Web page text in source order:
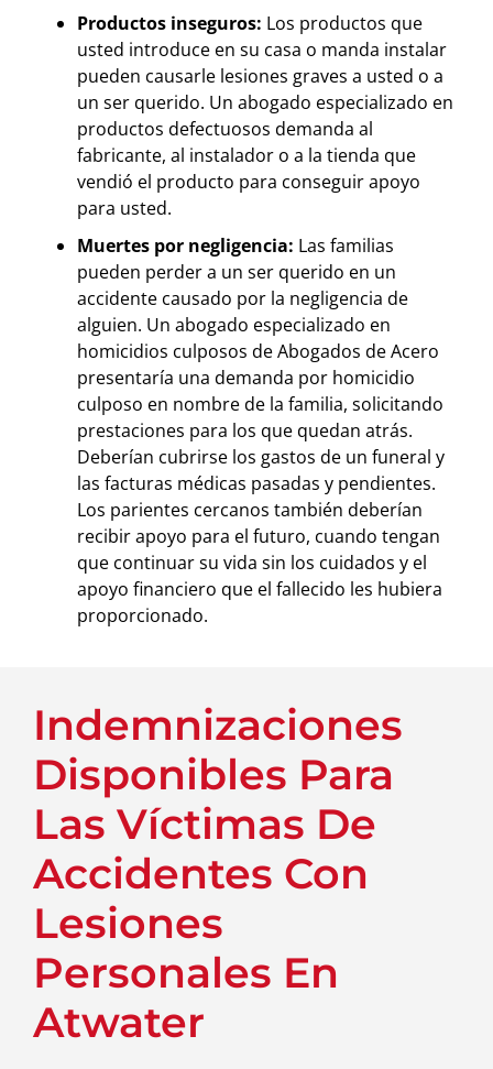
Productos inseguros: Los productos que
usted introduce en su casa o manda instalar
pueden causarle lesiones graves a usted o a
un ser querido. Un abogado especializado en
productos defectuosos demanda al
fabricante, al instalador o a la tienda que
vendió el producto para conseguir apoyo
para usted.
Muertes por negligencia: Las familias
pueden perder a un ser querido en un
accidente causado por la negligencia de
alguien. Un abogado especializado en
homicidios culposos de Abogados de Acero
presentaría una demanda por homicidio
culposo en nombre de la familia, solicitando
prestaciones para los que quedan atrás.
Deberían cubrirse los gastos de un funeral y
las facturas médicas pasadas y pendientes.
Los parientes cercanos también deberían
recibir apoyo para el futuro, cuando tengan
que continuar su vida sin los cuidados y el
apoyo financiero que el fallecido les hubiera
proporcionado.
Indemnizaciones
Disponibles Para
Las Víctimas De
Accidentes Con
Lesiones
Personales En
Atwater